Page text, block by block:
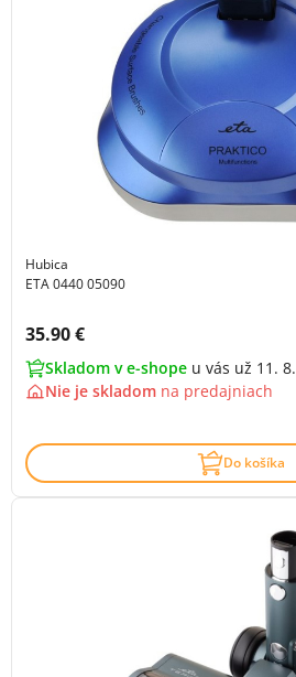
Hubica
ETA 0440 05090
Cena s DPH:
35.90 €
Skladom v e-shope u vás už 11. 8.
Nie je skladom na predajniach
Do košíka